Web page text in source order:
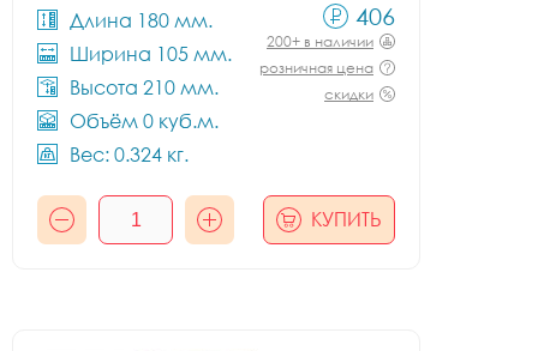
Длина 180 мм.
Ширина 105 мм.
Высота 210 мм.
Объём 0 куб.м.
Вес: 0.324 кг.
406
200+ в наличии
розничная цена
скидки
КУПИТЬ